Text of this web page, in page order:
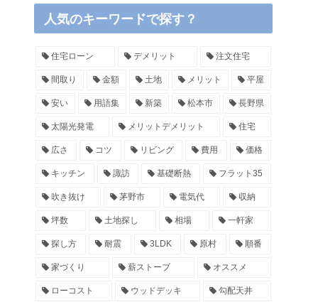
人気のキーワードで探す？
住宅ローン デメリット 注文住宅
間取り 金額 土地 メリット 平屋
安い 用語集 新築 松本市 長野県
太陽光発電 メリットデメリット 住宅
広さ コツ リビング 費用 価格
キッチン 諏訪 基礎断熱 フラット35
吹き抜け 茅野市 電気代 収納
坪数 土地探し 相場 一軒家
探し方 耐震 3LDK 原村 順番
家づくり 薪ストーブ オススメ
ローコスト ウッドデッキ 勾配天井